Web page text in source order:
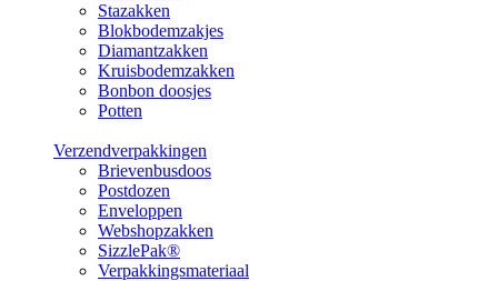
Stazakken
Blokbodemzakjes
Diamantzakken
Kruisbodemzakken
Bonbon doosjes
Potten
Verzendverpakkingen
Brievenbusdoos
Postdozen
Enveloppen
Webshopzakken
SizzlePak®
Verpakkingsmateriaal